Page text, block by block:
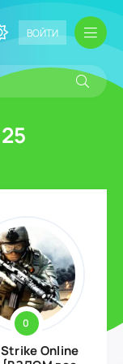
ВОЙТИ
0
Online